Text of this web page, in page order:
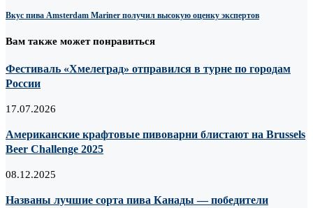
Вкус пива Amsterdam Mariner получил высокую оценку экспертов
Вам также может понравиться
Фестиваль «Хмелеград» отправился в турне по городам
России
17.07.2026
Американские крафтовые пивоварни блистают на Brussels
Beer Challenge 2025
08.12.2025
Названы лучшие сорта пива Канады — победители